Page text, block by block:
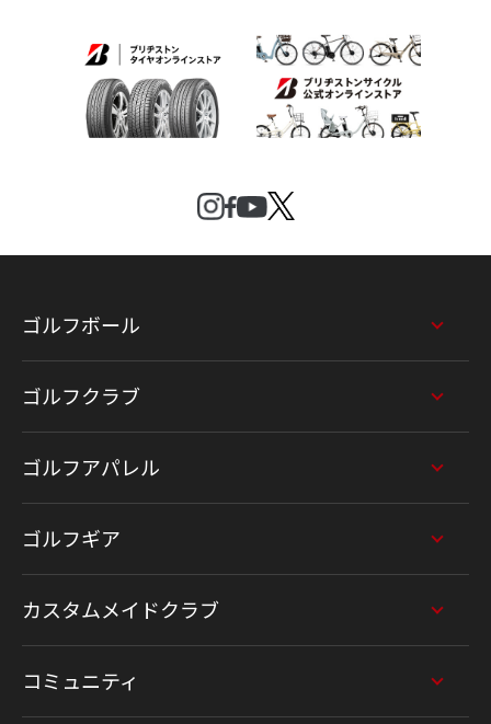
ゴルフボール
ゴルフクラブ
ゴルフアパレル
ゴルフギア
カスタムメイドクラブ
コミュニティ